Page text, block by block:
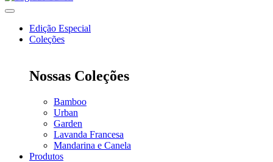
Edição Especial
Coleções
Nossas Coleções
Bamboo
Urban
Garden
Lavanda Francesa
Mandarina e Canela
Produtos